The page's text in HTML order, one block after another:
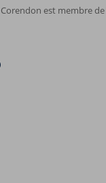
Corendon est membre de